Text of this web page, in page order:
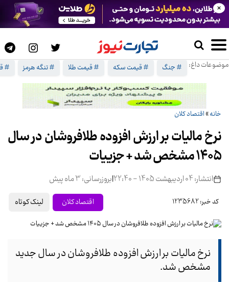
موضوعات داغ: # جنگ # قیمت سکه # قیمت طلا # تنگه هرمز #
×
خانه» اقتصاد کلان
نرخ مالیات بر ارزش افزوده طلافروشان در سال
۱۴۰۵ مشخص شد + جزییات
انتشار: 04 اردیبهشت 1405 - 22:40 |بروزرسانی: 3 ماه پیش
کد خبر: 1235682 اقتصاد کلان لینک کوتاه
نرخ مالیات بر ارزش افزوده طلافروشان در سال جدید
مشخص شد.